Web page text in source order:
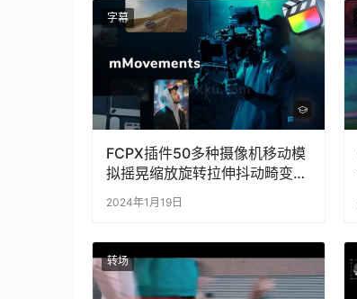
字幕
FCPX插件50多种摄像机移动模
拟摇晃缩放旋转拉伸抖动畸变运
镜动画mMovements
2024年1月19日
转场